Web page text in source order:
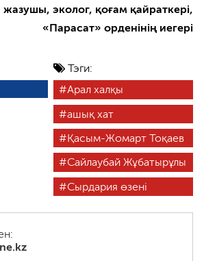
Тэги:
Арал халқы
ашық хат
Қасым-Жомарт Тоқаев
Сайлаубай Жұбатырұлы
Сырдария өзені
жазушы, эколог, қоғам қайраткері,
«Парасат» орденінің иегері